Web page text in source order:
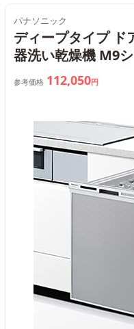
パナソニック
ディープタイプ ド
器洗い乾燥機 M9
参考価格 112,050円